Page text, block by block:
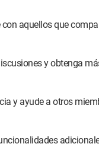
aquellos que
y obtenga
y ayude a otros